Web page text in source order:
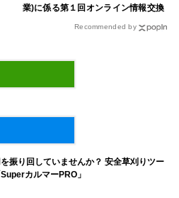
業)に係る第１回オンライン情報交換
Recommended by
振り回していませんか？ 安全草刈りツー
カルマーPRO」